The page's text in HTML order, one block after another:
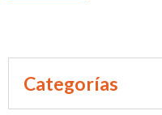
Categorías